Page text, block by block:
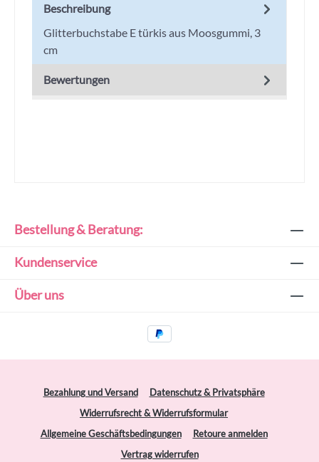
Beschreibung
Glitterbuchstabe E türkis aus Moosgummi, 3
cm
Bewertungen
Bestellung & Beratung:
Kundenservice
Über uns
Bezahlung und Versand
Datenschutz & Privatsphäre
Widerrufsrecht & Widerrufsformular
Allgemeine Geschäftsbedingungen
Retoure anmelden
Vertrag widerrufen